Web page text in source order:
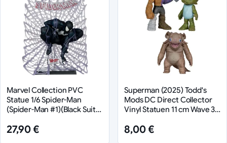
Marvel Collection PVC
Statue 1/6 Spider-Man
(Spider-Man #1)(Black Suit)
27,90 €
Superman (2025) Todd's
Mods DC Direct Collector
Vinyl Statuen 11 cm Wave 3
8,00 €